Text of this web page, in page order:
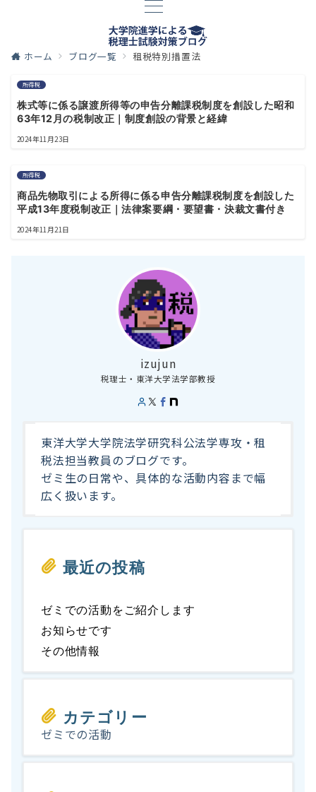
ホーム ブログ一覧 租税特別措置法
所得税
株式等に係る譲渡所得等の申告分離課税制度を創設した昭和
63年12月の税制改正｜制度創設の背景と経緯
2024年11月23日
所得税
商品先物取引による所得に係る申告分離課税制度を創設した
平成13年度税制改正｜法律案要綱・要望書・決裁文書付き
2024年11月21日
izujun
税理士・東洋大学法学部教授
東洋大学大学院法学研究科公法学専攻・租
税法担当教員のブログです。
ゼミ生の日常や、具体的な活動内容まで幅
広く扱います。
最近の投稿
ゼミでの活動をご紹介します
お知らせです
その他情報
カテゴリー
ゼミでの活動